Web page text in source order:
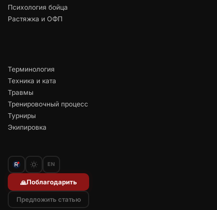
Психология бойца
Растяжка и ОФП
Терминология
Техника и ката
Травмы
Тренировочный процесс
Турниры
Экипировка
EN
🙏Поблагодарить
Предложить статью